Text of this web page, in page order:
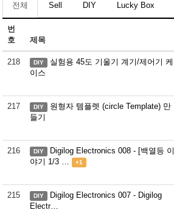
전체 Sell DIY Lucky Box
번
호
제목
218 DIY
실험용 45도 기울기 계기/제어기 케
이스
217 DIY
원형자 템플렛 (circle Template) 만
들기
216 DIY
Digilog Electronics 008 - [백열등 이
야기 1/3 …
+1
215 DIY
Digilog Electronics 007 - Digilog
Electr…